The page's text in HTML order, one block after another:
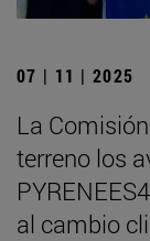
07 | 11 | 2025
La
terreno los
al cambio